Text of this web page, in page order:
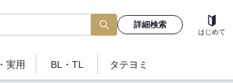
詳細検索
はじめて
・実用 BL・TL タテヨミ